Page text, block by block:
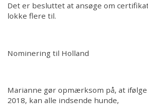
Det er besluttet at ansøge om
lokke flere til.
Nominering til Holland
Marianne gør opmærksom på, at
2018, kan alle indsende hunde,